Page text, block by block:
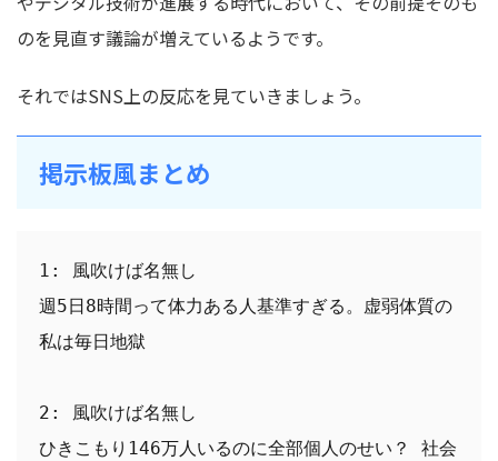
のを見直す議論が増えているようです。
それではSNS上の反応を見ていきましょう。
掲示板風まとめ
1: 風吹けば名無し
週5日8時間って体力ある人基準すぎる。虚弱体質の
私は毎日地獄
2: 風吹けば名無し
ひきこもり146万人いるのに全部個人のせい？ 社会